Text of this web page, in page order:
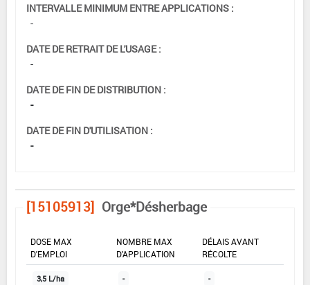
INTERVALLE MINIMUM ENTRE APPLICATIONS :
-
DATE DE RETRAIT DE L'USAGE :
-
DATE DE FIN DE DISTRIBUTION :
-
DATE DE FIN D'UTILISATION :
-
[15105913] Orge*Désherbage
DOSE MAX
D'EMPLOI
NOMBRE MAX
D'APPLICATION
DÉLAIS AVANT
RÉCOLTE
3,5 L/ha - -